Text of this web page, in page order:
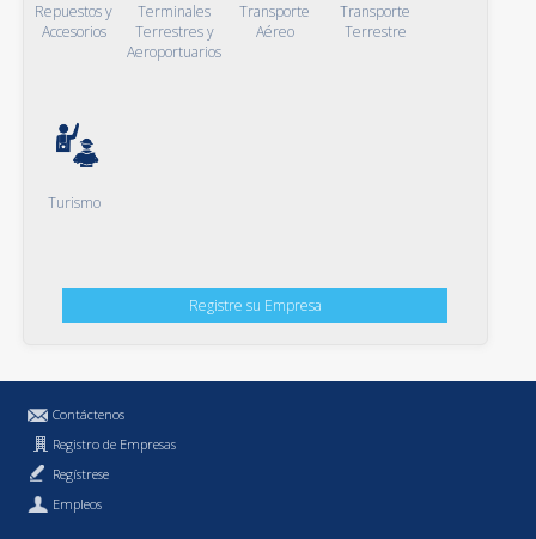
Repuestos y
Accesorios
Terminales
Terrestres y
Aeroportuarios
Transporte
Aéreo
Transporte
Terrestre
Turismo
Registre su Empresa
Contáctenos
Registro de Empresas
Regístrese
Empleos